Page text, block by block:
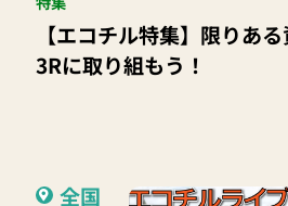
【エコチル特集】限りあ
3Rに取り組もう！
全国